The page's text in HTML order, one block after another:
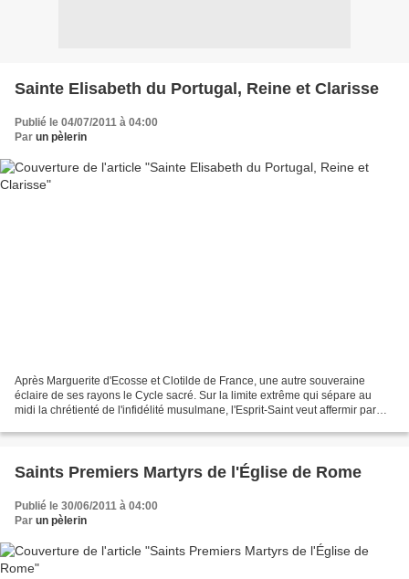
Sainte Elisabeth du Portugal, Reine et Clarisse
Publié le 04/07/2011 à 04:00
Par un pèlerin
Après Marguerite d'Ecosse et Clotilde de France, une autre souveraine
éclaire de ses rayons le Cycle sacré. Sur la limite extrême qui sépare au
midi la chrétienté de l'infidélité musulmane, l'Esprit-Saint veut affermir par
Saints Premiers Martyrs de l'Église de Rome
Publié le 30/06/2011 à 04:00
Par un pèlerin